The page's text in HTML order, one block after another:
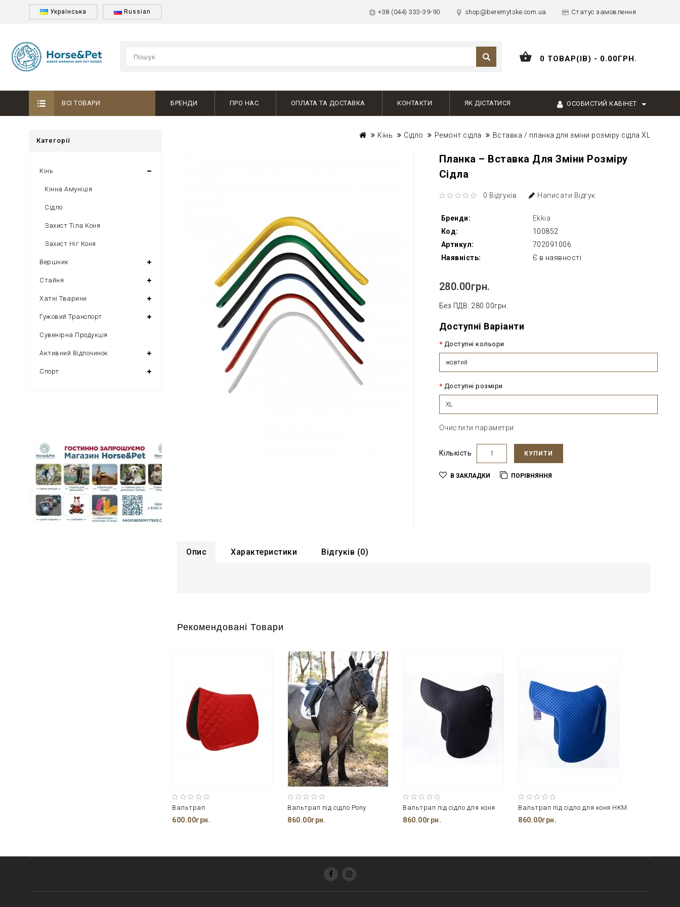
Українська Russian +38 (044) 333-39-90 shop@beremytske.com.ua Статус замовлення
0 ТОВАР(ІВ) - 0.00ГРН.
ВСІ ТОВАРИ БРЕНДИ ПРО НАС ОПЛАТА ТА ДОСТАВКА КОНТАКТИ ЯК ДІСТАТИСЯ ОСОБИСТИЙ КАБІНЕТ
Категорії
Кінь
Кінна Амуніція
Сідло
Захист Тіла Коня
Захист Ніг Коня
Вершник
Стайня
Хатні Тварини
Гужовий Транспорт
Сувенірна Продукція
Активний Відпочинок
Спорт
Кінь Сідло Ремонт сідла Вставка / планка для зміни розміру сідла XL
Планка – Вставка Для Зміни Розміру
Сідла
0 Відгуків Написати Відгук
Бренди:
Ekkia
Код:
100852
Артикул:
702091006
Наявність:
Є в наявності
280.00грн.
Без ПДВ: 280.00грн.
Доступні Варіанти
Доступні кольори
жовтий
Доступні розміри
XL
Очистити параметри
Кількість КУПИТИ
В ЗАКЛАДКИ ПОРІВНЯННЯ
Опис Характеристики Відгуків (0)
Рекомендовані Товари
Вальтрап
600.00грн.
Вальтрап під сідло Pony
860.00грн.
Вальтрап під сідло для коня
860.00грн.
Вальтрап під сідло для коня HKM
860.00грн.